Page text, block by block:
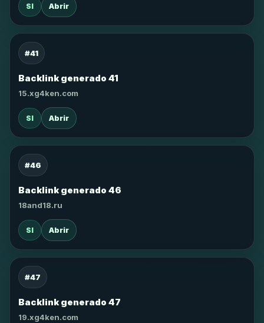
SI Abrir
#41
Backlink generado 41
15.xg4ken.com
SI Abrir
#46
Backlink generado 46
18and18.ru
SI Abrir
#47
Backlink generado 47
19.xg4ken.com